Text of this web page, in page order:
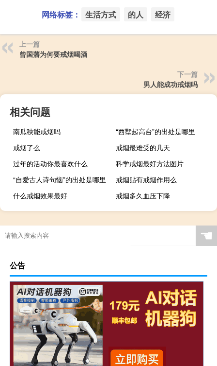
网络标签： 生活方式 的人 经济
上一篇
曾国藩为何要戒烟喝酒
下一篇
男人能成功戒烟吗
相关问题
南瓜秧能戒烟吗
“西墅起高台”的出处是哪里
戒烟了么
戒烟最难受的几天
过年的活动你最喜欢什么
科学戒烟最好方法图片
“自爱古人诗句恼”的出处是哪里
戒烟贴有戒烟作用么
什么戒烟效果最好
戒烟多久血压下降
☚
公告